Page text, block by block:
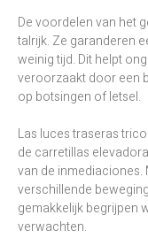
De voordelen van het
talrijk. Ze garanderen
weinig tijd. Dit helpt
veroorzaakt door een
op botsingen of letsel.
Las luces traseras
de carretillas
van de
verschillende
gemakkelijk begrijpen
verwachten.